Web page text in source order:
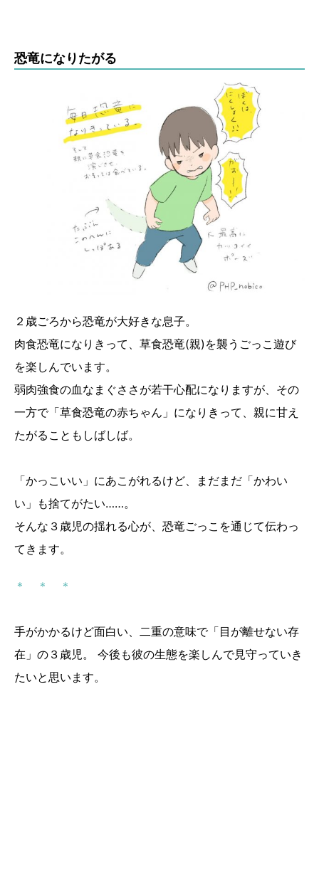
恐竜になりたがる
２歳ごろから恐竜が大好きな息子。
肉食恐竜になりきって、草食恐竜(親)を襲うごっこ遊び
を楽しんでいます。
弱肉強食の血なまぐささが若干心配になりますが、その
一方で「草食恐竜の赤ちゃん」になりきって、親に甘え
たがることもしばしば。
「かっこいい」にあこがれるけど、まだまだ「かわい
い」も捨てがたい……。
そんな３歳児の揺れる心が、恐竜ごっこを通じて伝わっ
てきます。
＊ ＊ ＊
手がかかるけど面白い、二重の意味で「目が離せない存
在」の３歳児。 今後も彼の生態を楽しんで見守っていき
たいと思います。